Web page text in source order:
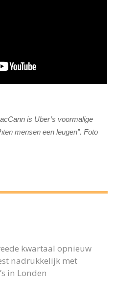
is Uber’s voormalige
mensen een leugen”. Foto
kwartaal opnieuw
nadrukkelijk met
in Londen